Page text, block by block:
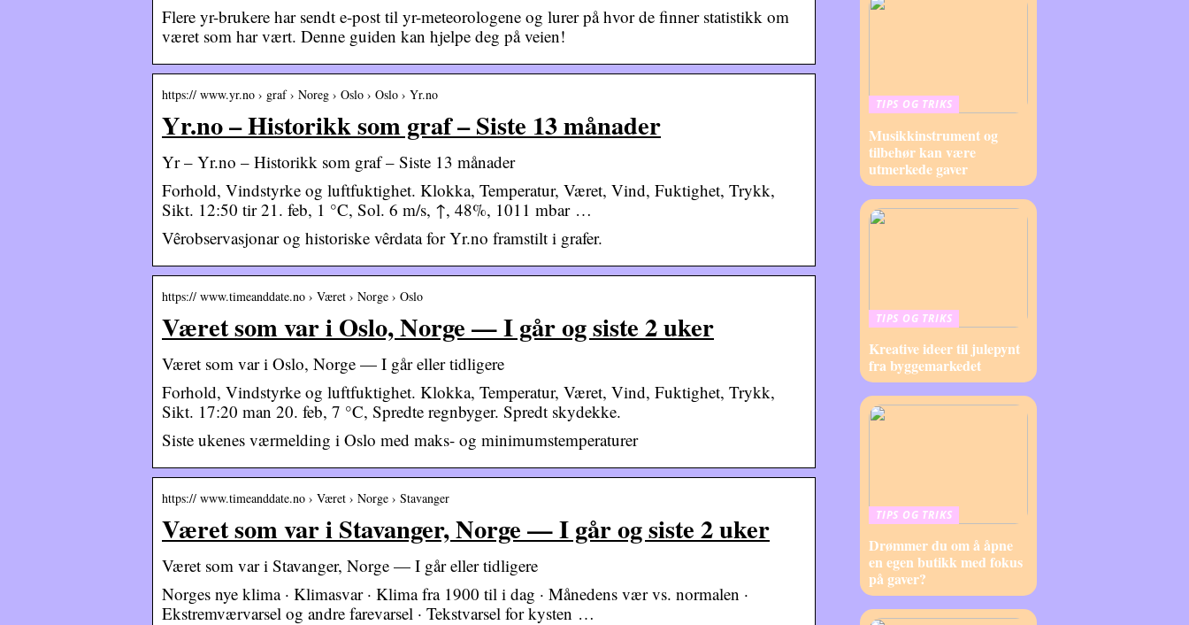
Flere yr-brukere har sendt e-post til yr-meteorologene og lurer på hvor de finner statistikk om
været som har vært. Denne guiden kan hjelpe deg på veien!
https:// www.yr.no › graf › Noreg › Oslo › Oslo › Yr.no
Yr.no – Historikk som graf – Siste 13 månader
Yr – Yr.no – Historikk som graf – Siste 13 månader
Forhold, Vindstyrke og luftfuktighet. Klokka, Temperatur, Været, Vind, Fuktighet, Trykk,
Sikt. 12:50 tir 21. feb, 1 °C, Sol. 6 m/s, ↑, 48%, 1011 mbar …
Vêrobservasjonar og historiske vêrdata for Yr.no framstilt i grafer.
https:// www.timeanddate.no › Været › Norge › Oslo
Været som var i Oslo, Norge — I går og siste 2 uker
Været som var i Oslo, Norge — I går eller tidligere
Forhold, Vindstyrke og luftfuktighet. Klokka, Temperatur, Været, Vind, Fuktighet, Trykk,
Sikt. 17:20 man 20. feb, 7 °C, Spredte regnbyger. Spredt skydekke.
Siste ukenes værmelding i Oslo med maks- og minimumstemperaturer
https:// www.timeanddate.no › Været › Norge › Stavanger
Været som var i Stavanger, Norge — I går og siste 2 uker
Været som var i Stavanger, Norge — I går eller tidligere
Norges nye klima · Klimasvar · Klima fra 1900 til i dag · Månedens vær vs. normalen ·
Ekstremværvarsel og andre farevarsel · Tekstvarsel for kysten …
TIPS OG TRIKS
Musikkinstrument og
tilbehør kan være
utmerkede gaver
TIPS OG TRIKS
Kreative ideer til julepynt
fra byggemarkedet
TIPS OG TRIKS
Drømmer du om å åpne
en egen butikk med fokus
på gaver?